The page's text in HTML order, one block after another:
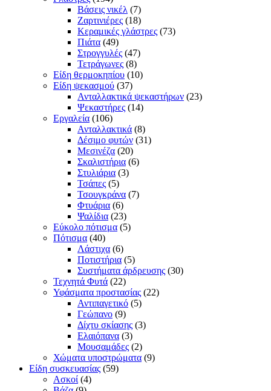
Βάσεις νικέλ (7)
Ζαρτινιέρες (18)
Κεραμικές γλάστρες (73)
Πιάτα (49)
Στρογγυλές (47)
Τετράγωνες (8)
Είδη θερμοκηπίου (10)
Είδη ψεκασμού (37)
Ανταλλακτικά ψεκαστήρων (23)
Ψεκαστήρες (14)
Εργαλεία (106)
Ανταλλακτικά (8)
Δέσιμο φυτών (31)
Μεσινέζα (20)
Σκαλιστήρια (6)
Στυλιάρια (3)
Τσάπες (5)
Τσουγκράνα (7)
Φτυάρια (6)
Ψαλίδια (23)
Εύκολο πότισμα (5)
Πότισμα (40)
Λάστιχα (6)
Ποτιστήρια (5)
Συστήματα άρδρευσης (30)
Τεχνητά Φυτά (22)
Υφάσματα προστασίας (22)
Αντιπαγετικό (5)
Γεώπανο (9)
Δίχτυ σκίασης (3)
Ελαιόπανα (3)
Μουσαμάδες (2)
Χώματα υποστρώματα (9)
Είδη συσκευασίας (59)
Ασκοί (4)